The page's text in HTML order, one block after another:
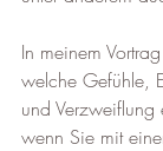
In meinem
welche Gefühle,
und Verzweiflung
wenn Sie mit